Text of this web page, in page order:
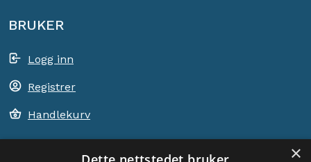
BRUKER
Logg inn
Registrer
Handlekurv
×